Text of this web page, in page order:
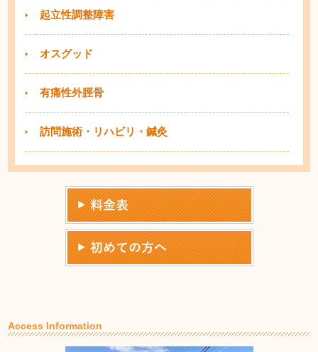
起立性調整障害
オスグッド
有痛性外脛骨
訪問施術・リハビリ・鍼灸
Access Information